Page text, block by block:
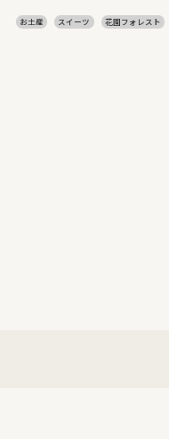
お土産 スイーツ 花園フォレスト